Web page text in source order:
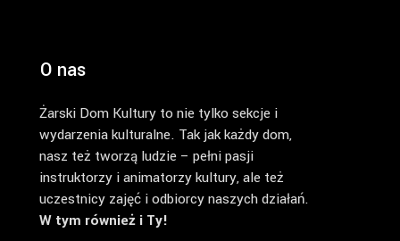
O nas
Żarski Dom Kultury to nie tylko sekcje i
wydarzenia kulturalne. Tak jak każdy dom,
nasz też tworzą ludzie – pełni pasji
instruktorzy i animatorzy kultury, ale też
uczestnicy zajęć i odbiorcy naszych działań.
W tym również i Ty!